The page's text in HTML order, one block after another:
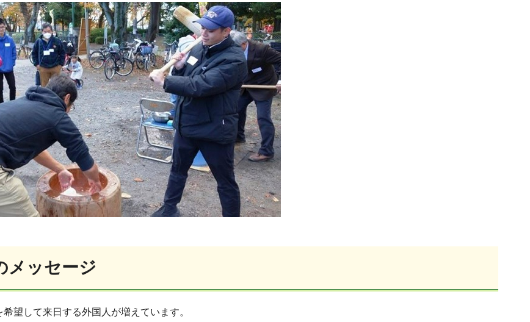
メッセージ
望して来日する外国人が増えています。